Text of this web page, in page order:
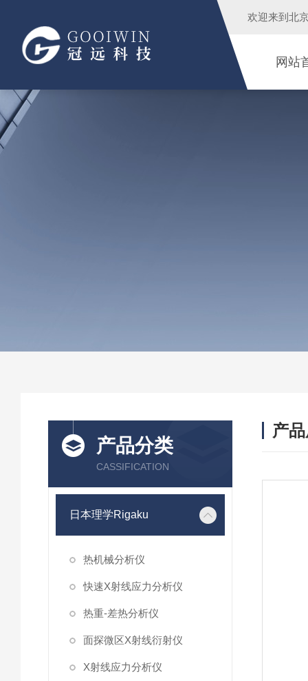
欢迎来到 北
网站
产品分类
CASSIFICATION
日本理学Rigaku
热机械分析仪
快速X射线应力分析仪
热重-差热分析仪
面探微区X射线衍射仪
X射线应力分析仪
产